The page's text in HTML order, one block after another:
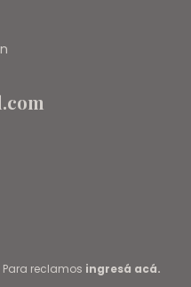
reclamos ingresá acá.